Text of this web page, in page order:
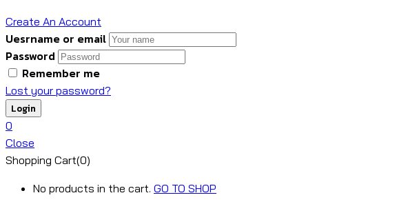
Create An Account
Uesrname or email
Password
Remember me
Lost your password?
0
Close
Shopping Cart(0)
No products in the cart. GO TO SHOP